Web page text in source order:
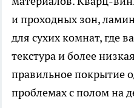
и проходных зон,
для сухих комнат, где
текстура и более
правильное покрытие
проблемах с полом на